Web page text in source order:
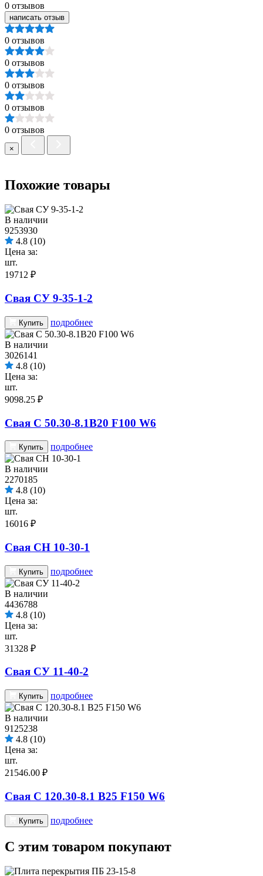
0 отзывов
написать отзыв
0 отзывов
0 отзывов
0 отзывов
0 отзывов
0 отзывов
×
Похожие товары
В наличии
9253930
4.8 (10)
Цена за:
шт.
19712 ₽
Свая СУ 9-35-1-2
Купить подробнее
В наличии
3026141
4.8 (10)
Цена за:
шт.
9098.25 ₽
Свая С 50.30-8.1B20 F100 W6
Купить подробнее
В наличии
2270185
4.8 (10)
Цена за:
шт.
16016 ₽
Свая СН 10-30-1
Купить подробнее
В наличии
4436788
4.8 (10)
Цена за:
шт.
31328 ₽
Свая СУ 11-40-2
Купить подробнее
В наличии
9125238
4.8 (10)
Цена за:
шт.
21546.00 ₽
Свая С 120.30-8.1 B25 F150 W6
Купить подробнее
С этим товаром покупают